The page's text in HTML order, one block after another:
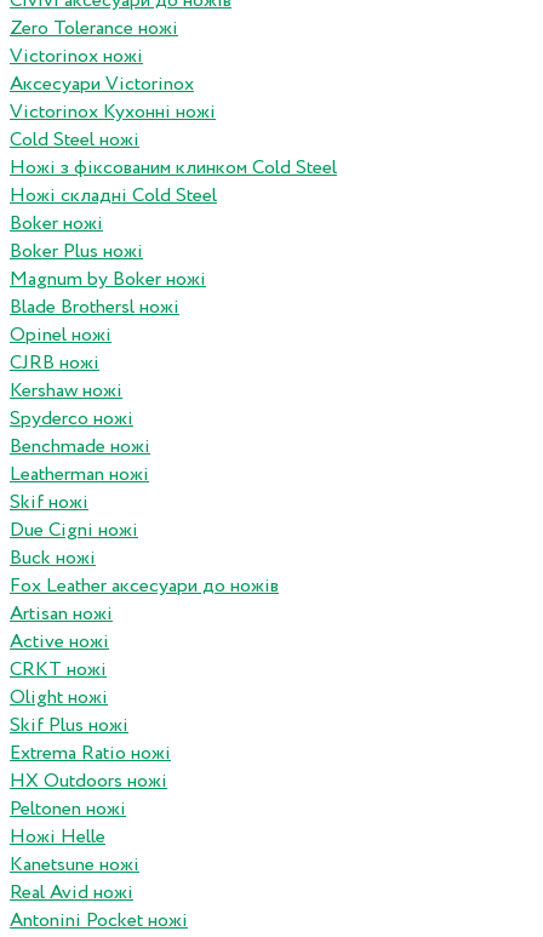
Zero Tolerance ножі
Victorinox ножі
Аксесуари Victorinox
Victorinox Кухонні ножі
Cold Steel ножі
Ножі з фіксованим клинком Cold Steel
Ножі складні Cold Steel
Boker ножі
Boker Plus ножі
Magnum by Boker ножі
Blade Brothersl ножі
Opinel ножі
CJRB ножі
Kershaw ножі
Spyderco ножі
Benchmade ножі
Leatherman ножі
Skif ножі
Due Cigni ножі
Buck ножі
Fox Leather аксесуари до ножів
Artisan ножі
Active ножі
CRKT ножі
Olight ножі
Skif Plus ножі
Extrema Ratio ножі
HX Outdoors ножі
Peltonen ножі
Ножі Helle
Kanetsune ножі
Real Avid ножі
Antonini Pocket ножі